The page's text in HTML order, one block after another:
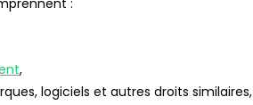
,
logiciels et autres droits similaires,